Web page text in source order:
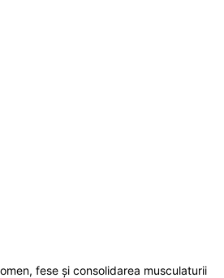
fese și consolidarea musculaturii